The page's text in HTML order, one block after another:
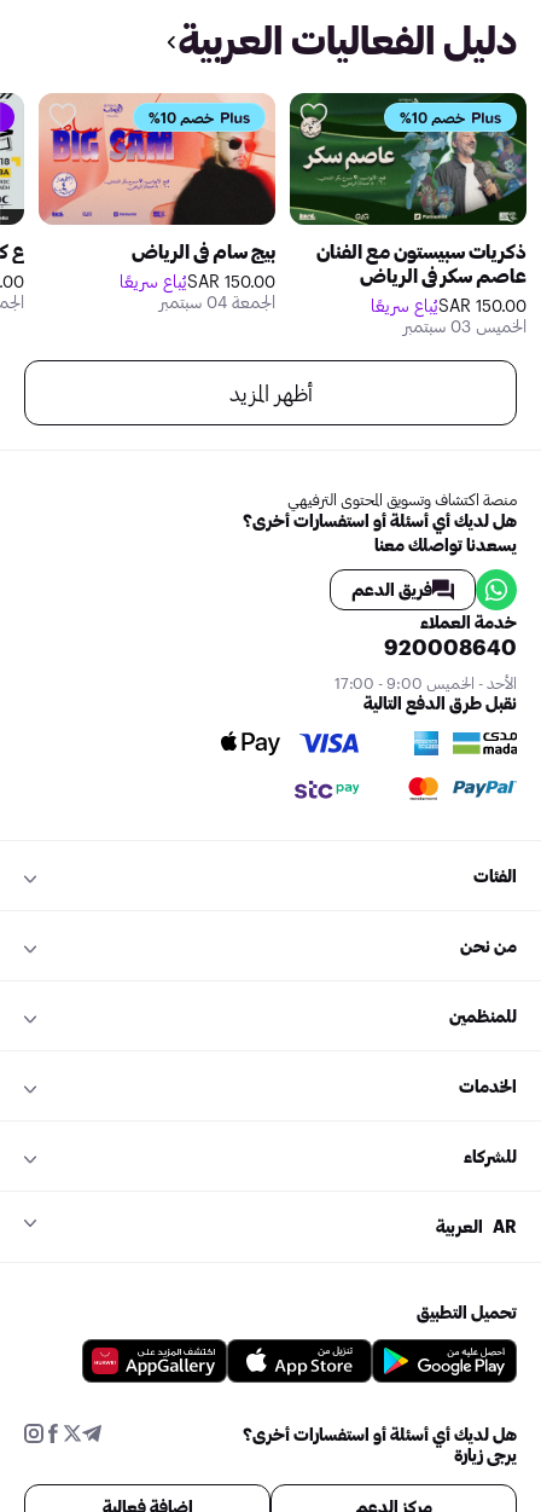
دليل الفعاليات العربية
خصم 10%
ذكريات سبيستون مع الفنان
عاصم سكر في الرياض
150.00 SAR
يُباع سريعًا
الخميس 03 سبتمبر
خصم 10%
بيج سام في الرياض
150.00 SAR
يُباع سريعًا
الجمعة 04 سبتمبر
ع
SAR
الجمعة
أظهر المزيد
منصة اكتشاف وتسويق المحتوى الترفيهي
هل لديك أي أسئلة أو استفسارات أخرى؟
يسعدنا تواصلك معنا
فريق الدعم
خدمة العملاء
920008640
الأحد - الخميس 9:00 - 17:00
نقبل طرق الدفع التالية
الفئات
من نحن
للمنظمين
الخدمات
للشركاء
AR العربية
تحميل التطبيق
هل لديك أي أسئلة أو استفسارات أخرى؟
يرجى زيارة
مركز الدعم إضافة فعالية